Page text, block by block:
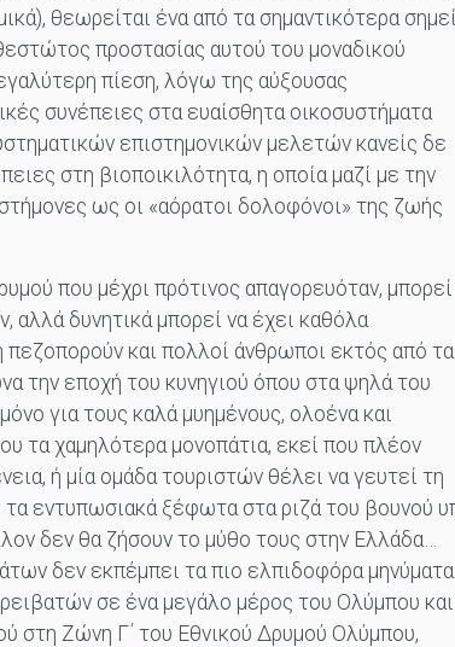
θεωρείται ένα από τα σημαντικότερα
προστασίας αυτού του μοναδικού
πίεση, λόγω της αύξουσας
συνέπειες στα ευαίσθητα οικοσυστήματα
επιστημονικών μελετών κανείς δε
στη βιοποικιλότητα, η οποία μαζί με την
ως οι «αόρατοι δολοφόνοι» της ζωής
που μέχρι πρότινος απαγορευόταν, μπορεί
αλλά δυνητικά μπορεί να έχει καθόλα
και πολλοί άνθρωποι εκτός από τα
την εποχή του κυνηγιού όπου στα ψηλά του
για τους καλά μυημένους, ολοένα και
τα χαμηλότερα μονοπάτια, εκεί που πλέον
ή μία ομάδα τουριστών θέλει να γευτεί τη
εντυπωσιακά ξέφωτα στα ριζά του βουνού
δεν θα ζήσουν το μύθο τους στην Ελλάδα…
δεν εκπέμπει τα πιο ελπιδοφόρα μηνύματα
σε ένα μεγάλο μέρος του Ολύμπου
στη Ζώνη Γ΄ του Εθνικού Δρυμού Ολύμπου,